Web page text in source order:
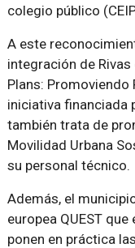
colegio público
A este
integración de
Plans: Promoviendo
iniciativa financiada
también trata de
Movilidad Urbana
su personal técnico.
Además, el
europea QUEST
ponen en práctica